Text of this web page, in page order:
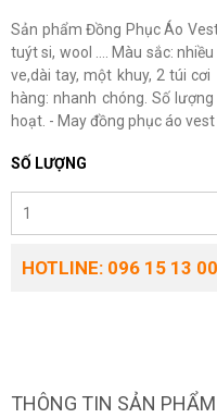
Sản phẩm Đồng Phục Áo
tuýt si, wool …. Màu sắc:
ve,dài tay, một khuy, 2 túi
hàng: nhanh chóng. Số
hoạt. - May đồng phục áo
SỐ LƯỢNG
HOTLINE: 096 15 13
THÔNG TIN SẢN PHẨM